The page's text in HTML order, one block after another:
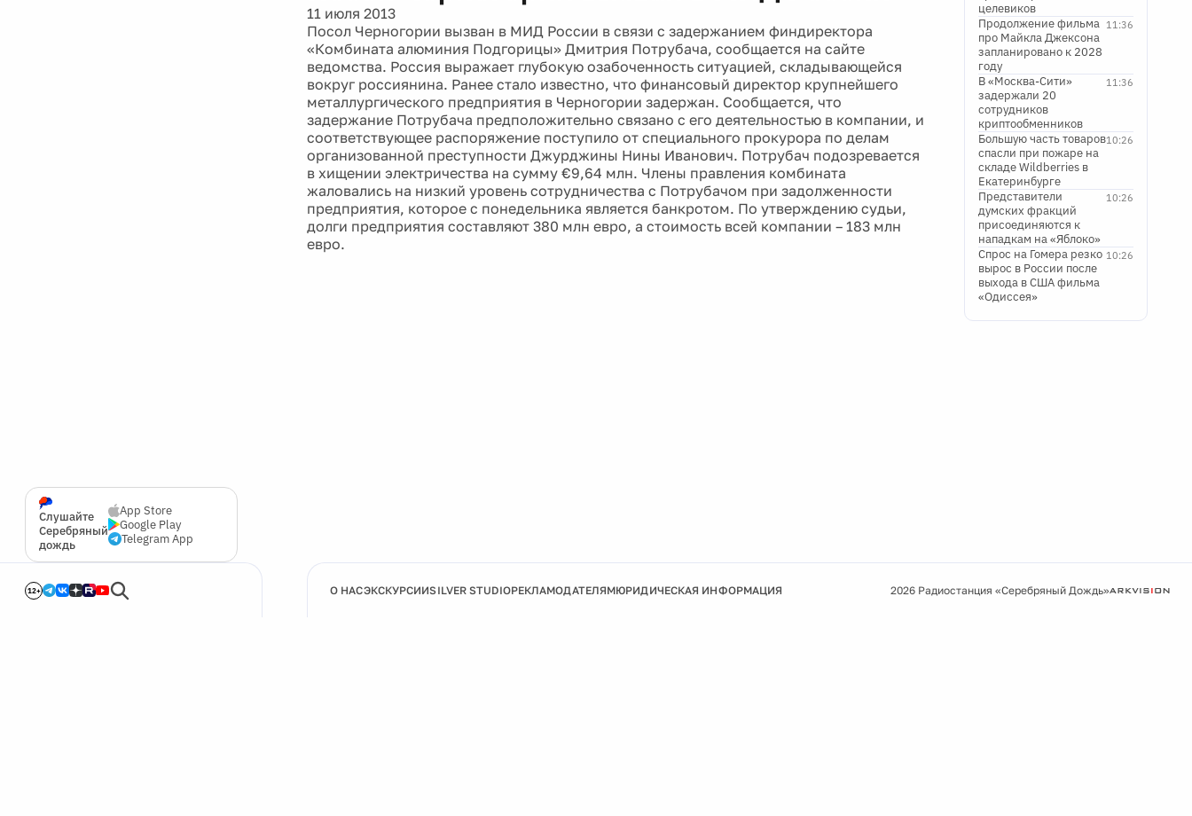
Слушайте
Серебряный
дождь
App Store
Google Play
Telegram App
12+
11 июля 2013
Посол Черногории вызван в МИД России в связи с задержанием финдиректора
«Комбината алюминия Подгорицы» Дмитрия Потрубача, сообщается на сайте
ведомства. Россия выражает глубокую озабоченность ситуацией, складывающейся
вокруг россиянина. Ранее стало известно, что финансовый директор крупнейшего
металлургического предприятия в Черногории задержан. Сообщается, что
задержание Потрубача предположительно связано с его деятельностью в компании, и
соответствующее распоряжение поступило от специального прокурора по делам
организованной преступности Джурджины Нины Иванович. Потрубач подозревается
в хищении электричества на сумму €9,64 млн. Члены правления комбината
жаловались на низкий уровень сотрудничества с Потрубачом при задолженности
предприятия, которое с понедельника является банкротом. По утверждению судьи,
долги предприятия составляют 380 млн евро, а стоимость всей компании – 183 млн
евро.
целевиков
11:36
Продолжение фильма
про Майкла Джексона
запланировано к 2028
году
11:36
В «Москва-Сити»
задержали 20
сотрудников
криптообменников
10:26
Большую часть товаров
спасли при пожаре на
складе Wildberries в
Екатеринбурге
10:26
Представители
думских фракций
присоединяются к
нападкам на «Яблоко»
10:26
Спрос на Гомера резко
вырос в России после
выхода в США фильма
«Одиссея»
О НАСЭКСКУРСИИSILVER STUDIOРЕКЛАМОДАТЕЛЯМЮРИДИЧЕСКАЯ ИНФОРМАЦИЯ 2026 Радиостанция «Серебряный Дождь»